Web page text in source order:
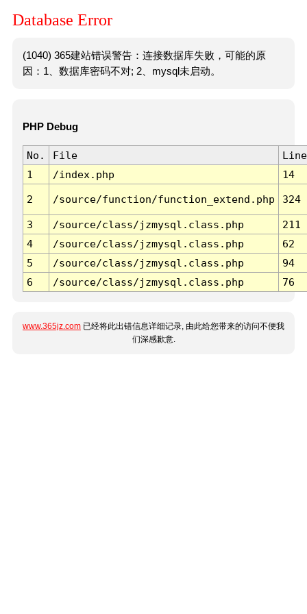
Database Error
(1040) 365建站错误警告：连接数据库失败，可能的原
因：1、数据库密码不对; 2、mysql未启动。
PHP Debug
No. File
Line
1
/index.php 14
2 /source/function/function_extend.php 324
3 /source/class/jzmysql.class.php
211
4
/source/class/jzmysql.class.php
62
5
/source/class/jzmysql.class.php
94
6
/source/class/jzmysql.class.php 76
www.365jz.com 已经将此出错信息详细记录, 由此给您带来的访问不便我
们深感歉意.